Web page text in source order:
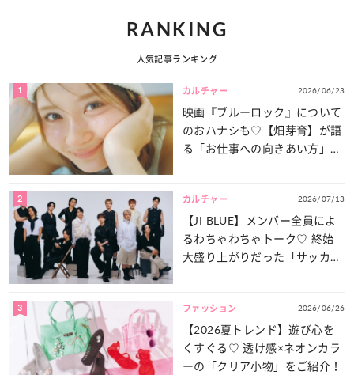
RANKING
人気記事ランキング
1 カルチャー 2026/06/23
映画『ブルーロック』について
のおハナシも♡【畑芽育】が語
る「お仕事への向きあい方」と
2 カルチャー 2026/07/13
【JI BLUE】メンバー全員によ
るわちゃわちゃトーク♡ 終始
大盛り上がりだった「サッカー
3 ファッション 2026/06/26
【2026夏トレンド】遊び心を
くすぐる♡ 透け感×ネオンカラ
ーの「クリア小物」をご紹介！